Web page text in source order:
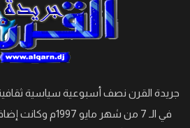
جريدة القرن نصف أسبوعية سياسية
في الـ 7 من شهر مايو